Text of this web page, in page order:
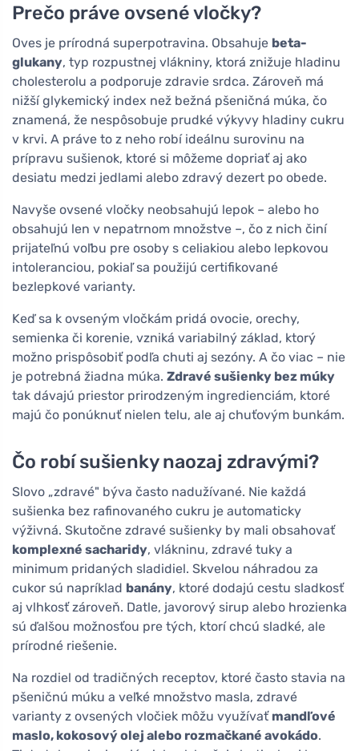
Prečo práve ovsené vločky?
Oves je prírodná superpotravina. Obsahuje beta-
glukany, typ rozpustnej vlákniny, ktorá znižuje hladinu
cholesterolu a podporuje zdravie srdca. Zároveň má
nižší glykemický index než bežná pšeničná múka, čo
znamená, že nespôsobuje prudké výkyvy hladiny cukru
v krvi. A práve to z neho robí ideálnu surovinu na
prípravu sušienok, ktoré si môžeme dopriať aj ako
desiatu medzi jedlami alebo zdravý dezert po obede.
Navyše ovsené vločky neobsahujú lepok – alebo ho
obsahujú len v nepatrnom množstve –, čo z nich činí
prijateľnú voľbu pre osoby s celiakiou alebo lepkovou
intoleranciou, pokiaľ sa použijú certifikované
bezlepkové varianty.
Keď sa k ovseným vločkám pridá ovocie, orechy,
semienka či korenie, vzniká variabilný základ, ktorý
možno prispôsobiť podľa chuti aj sezóny. A čo viac – nie
je potrebná žiadna múka. Zdravé sušienky bez múky
tak dávajú priestor prirodzeným ingredienciám, ktoré
majú čo ponúknuť nielen telu, ale aj chuťovým bunkám.
Čo robí sušienky naozaj zdravými?
Slovo „zdravé" býva často nadužívané. Nie každá
sušienka bez rafinovaného cukru je automaticky
výživná. Skutočne zdravé sušienky by mali obsahovať
komplexné sacharidy, vlákninu, zdravé tuky a
minimum pridaných sladidiel. Skvelou náhradou za
cukor sú napríklad banány, ktoré dodajú cestu sladkosť
aj vlhkosť zároveň. Datle, javorový sirup alebo hrozienka
sú ďalšou možnosťou pre tých, ktorí chcú sladké, ale
prírodné riešenie.
Na rozdiel od tradičných receptov, ktoré často stavia na
pšeničnú múku a veľké množstvo masla, zdravé
varianty z ovsených vločiek môžu využívať mandľové
maslo, kokosový olej alebo rozmačkané avokádo.